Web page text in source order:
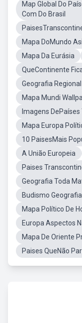
Map Global Do
Com Do Brasil
Mapa DoMundo
Mapa Da Eurásia
QueContinente
Geografia Regional
Mapa Mundi
Imagens
Mapa Europa
10 PaisesMais
A União Europeia
Paises
Geografia Toda
Budismo Geografia
Mapa Político De
Europa Aspectos
Mapa De Oriente
Paises QueNão